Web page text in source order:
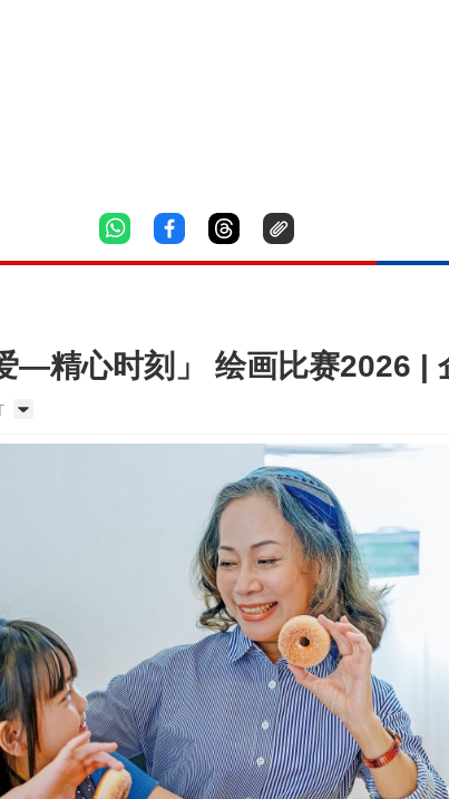
—精心时刻」 绘画比赛2026 |